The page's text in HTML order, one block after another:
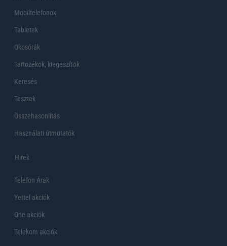
Mobiltelefonok
Tabletek
Okosórák
Tartozékok, kiegeszítők
Keresés
Tesztek
Összehasonlítás
Használati útmutatók
Hirek
Telefon Árak
Yettel akciók
One akciók
Telekom akciók